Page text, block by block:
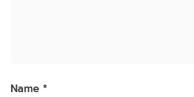
Name *